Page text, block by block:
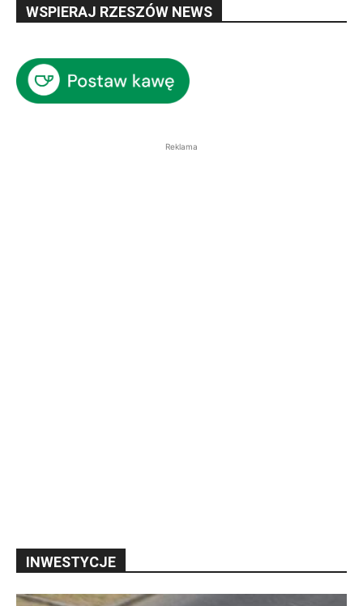
WSPIERAJ RZESZÓW NEWS
Reklama
INWESTYCJE